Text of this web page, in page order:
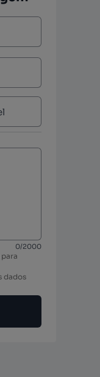
0/2000
dados